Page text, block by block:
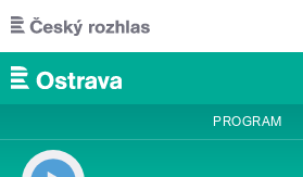
Přejít k hlavnímu obsahu
PROGRAM